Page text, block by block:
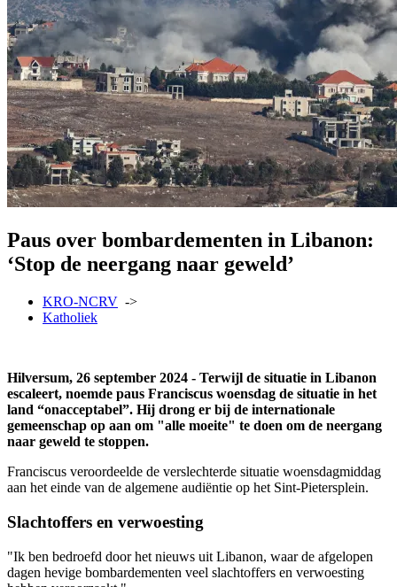
Paus over bombardementen in Libanon:
‘Stop de neergang naar geweld’
KRO-NCRV ->
Katholiek
Hilversum, 26 september 2024 - Terwijl de situatie in Libanon
escaleert, noemde paus Franciscus woensdag de situatie in het
land “onacceptabel”. Hij drong er bij de internationale
gemeenschap op aan om "alle moeite" te doen om de neergang
naar geweld te stoppen.
Franciscus veroordeelde de verslechterde situatie woensdagmiddag
aan het einde van de algemene audiëntie op het Sint-Pietersplein.
Slachtoffers en verwoesting
"Ik ben bedroefd door het nieuws uit Libanon, waar de afgelopen
dagen hevige bombardementen veel slachtoffers en verwoesting